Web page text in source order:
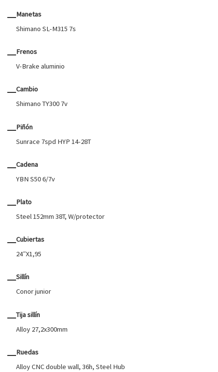
Manetas
Shimano SL-M315 7s
Frenos
V-Brake aluminio
Cambio
Shimano TY300 7v
Piñón
Sunrace 7spd HYP 14-28T
Cadena
YBN S50 6/7v
Plato
Steel 152mm 38T, W/protector
Cubiertas
24″X1,95
Sillín
Conor junior
Tija sillín
Alloy 27,2x300mm
Ruedas
Alloy CNC double wall, 36h, Steel Hub